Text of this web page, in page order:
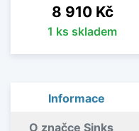
Cena
8 910 Kč
1 ks skladem
Informace
O značce Sinks